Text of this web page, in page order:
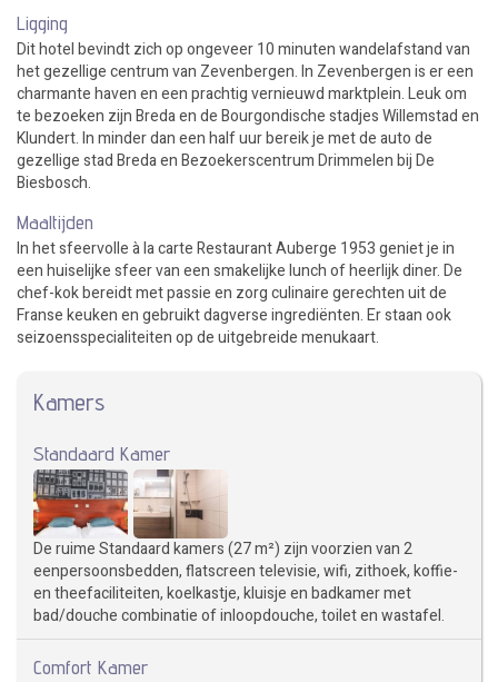
Ligging
Dit hotel bevindt zich op ongeveer 10 minuten wandelafstand van
het gezellige centrum van Zevenbergen. In Zevenbergen is er een
charmante haven en een prachtig vernieuwd marktplein. Leuk om
te bezoeken zijn Breda en de Bourgondische stadjes Willemstad en
Klundert. In minder dan een half uur bereik je met de auto de
gezellige stad Breda en Bezoekerscentrum Drimmelen bij De
Biesbosch.
Maaltijden
In het sfeervolle à la carte Restaurant Auberge 1953 geniet je in
een huiselijke sfeer van een smakelijke lunch of heerlijk diner. De
chef-kok bereidt met passie en zorg culinaire gerechten uit de
Franse keuken en gebruikt dagverse ingrediënten. Er staan ook
seizoensspecialiteiten op de uitgebreide menukaart.
Kamers
Standaard Kamer
De ruime Standaard kamers (27 m²) zijn voorzien van 2
eenpersoonsbedden, flatscreen televisie, wifi, zithoek, koffie-
en theefaciliteiten, koelkastje, kluisje en badkamer met
bad/douche combinatie of inloopdouche, toilet en wastafel.
Comfort Kamer